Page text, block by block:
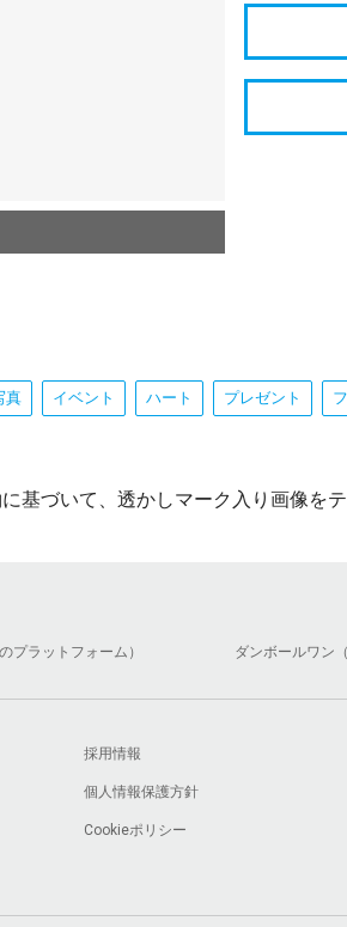
真 イベント ハート プレゼント
基づいて、透かしマーク入り画像を
プラットフォーム） ダンボールワン
採用情報
個人情報保護方針
Cookieポリシー